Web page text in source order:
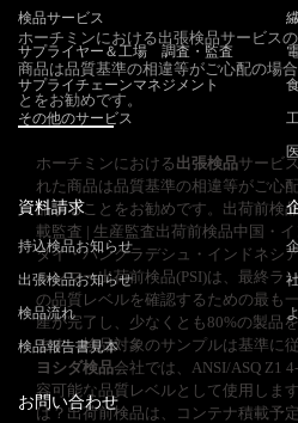
ホーチミンにおける出張検品サービス
商品は品質基準の相違等がご心配の場
とをお勧めです。
ホーチミンにおける 出張検品サービ
れた商品は品質基準の相違等がご心配
品することをお勧めです。出荷前検
載監査 | 生産監査出荷前検品中国・
タイ・バングラデシュ・インドネシ
ャンマー出荷前検品(PSI)は、最終ラ
の品質レベルを確認するための最も
産が完了し、少なくとも80%の製品
ます。検品対象のサンプルは基準に
ヨシダ検品会社では、ANSI/ASQ Z1
容可能な品質レベルとして使用しま
は？出荷前検品は、コンテナ積載予
検品サービス
サプライヤー＆工場 調査・監査
サプライチェーンマネジメント
その他のサービス
資料請求
持込検品お知らせ
出張検品お知らせ
検品流れ
検品報告書見本
お問い合わせ